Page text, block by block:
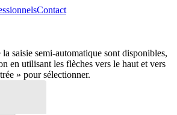
Contact
saisie semi-automatique sont disponibles,
en utilisant les flèches vers le haut et vers
» pour sélectionner.